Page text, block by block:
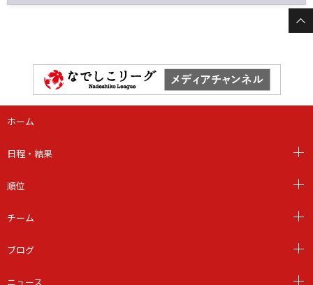
ホーム
日程・結果
順位
チーム
ブログ
ニュース